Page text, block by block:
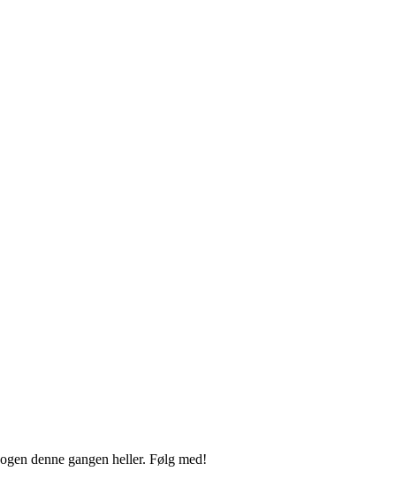
denne gangen heller. Følg med!